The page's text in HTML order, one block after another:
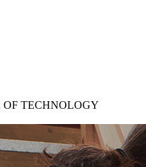
TECHNOLOGY